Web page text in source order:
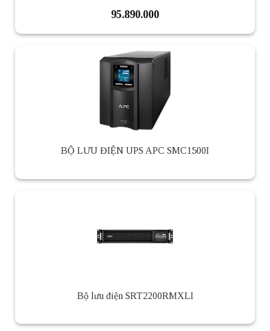
95.890.000
BỘ LƯU ĐIỆN UPS APC SMC1500I
Bộ lưu điện SRT2200RMXLI